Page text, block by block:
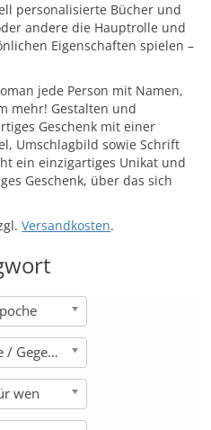
personalisierte Bücher und
andere die Hauptrolle und
Eigenschaften spielen –
jede Person mit Namen,
mehr! Gestalten und
Geschenk mit einer
Umschlagbild sowie Schrift
ein einzigartiges Unikat und
Geschenk, über das sich
Versandkosten.
Städte / Gegenden
wen